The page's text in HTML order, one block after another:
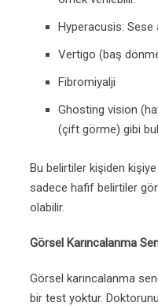
Hyperacusis: Sese
Vertigo (baş
Fibromiyalji
Ghosting vision
(çift görme) gibi
Bu belirtiler kişiden
sadece hafif belirtiler
olabilir.
Görsel Karıncalanma
Görsel karıncalanma
bir test yoktur.